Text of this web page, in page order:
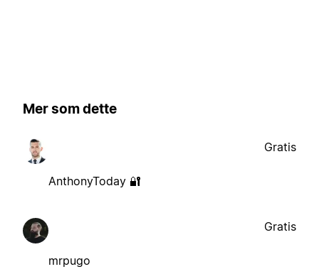
Mer som dette
AnthonyToday 🔐
Gratis
mrpugo
Gratis